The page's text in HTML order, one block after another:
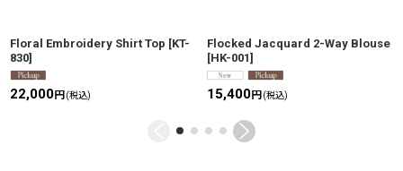
Floral Embroidery Shirt Top [KT-
830]
22,000円(税込)
Flocked Jacquard 2-Way Blouse
[HK-001]
15,400円(税込)